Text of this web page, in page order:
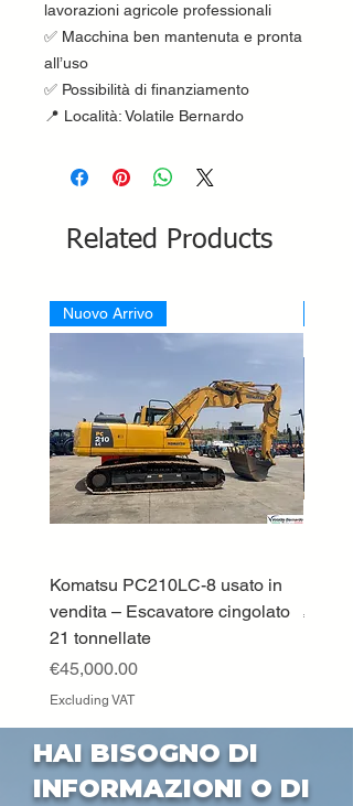
lavorazioni agricole professionali
✅ Macchina ben mantenuta e pronta
all’uso
✅ Possibilità di finanziamento
📍 Località: Volatile Bernardo
Related Products
Nuovo Arrivo
Komatsu PC210LC-8 usato in
vendita – Escavatore cingolato
21 tonnellate
Price
€45,000.00
Excluding VAT
Price
HAI BISOGNO DI
INFORMAZIONI O DI